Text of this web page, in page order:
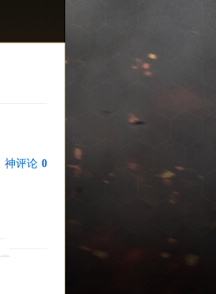
神评论 0